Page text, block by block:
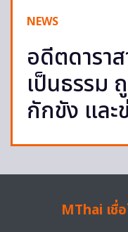
NEWS
อดีตดารา
เป็นธรรม​
กักขัง และ
MThai เชื่